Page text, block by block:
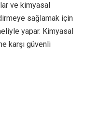
ve kimyasal
sağlamak için
yapar. Kimyasal
karşı güvenli